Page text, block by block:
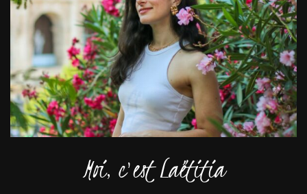
Moi, c'est Laëtitia